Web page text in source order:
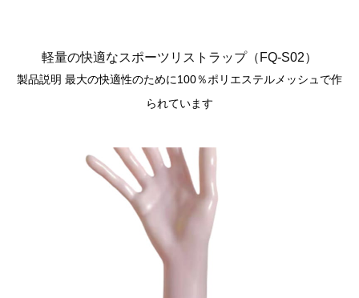
軽量の快適なスポーツリストラップ（FQ-S02）
製品説明 最大の快適性のために100％ポリエステルメッシュで作
られています